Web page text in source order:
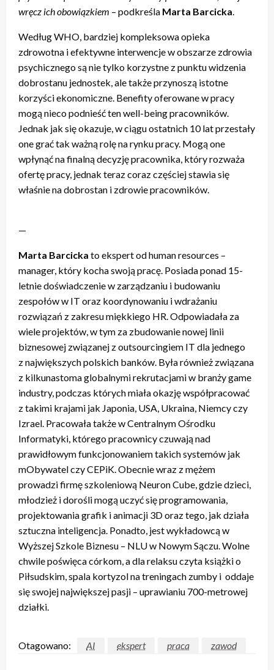
wręcz ich obowiązkiem – podkreśla Marta Barcicka.
Według WHO, bardziej kompleksowa opieka
zdrowotna i efektywne interwencje w obszarze zdrowia
psychicznego są nie tylko korzystne z punktu widzenia
dobrostanu jednostek, ale także przynoszą istotne
korzyści ekonomiczne. Benefity oferowane w pracy
mogą nieco podnieść ten well-being pracowników.
Jednak jak się okazuje, w ciągu ostatnich 10 lat przestały
one grać tak ważną rolę na rynku pracy. Mogą one
wpłynąć na finalną decyzję pracownika, który rozważa
ofertę pracy, jednak teraz coraz częściej stawia się
właśnie na dobrostan i zdrowie pracowników.
—
Marta Barcicka to ekspert od human resources –
manager, który kocha swoją pracę. Posiada ponad 15-
letnie doświadczenie w zarządzaniu i budowaniu
zespołów w IT oraz koordynowaniu i wdrażaniu
rozwiązań z zakresu miękkiego HR. Odpowiadała za
wiele projektów, w tym za zbudowanie nowej linii
biznesowej związanej z outsourcingiem IT dla jednego
z największych polskich banków. Była również związana
z kilkunastoma globalnymi rekrutacjami w branży game
industry, podczas których miała okazję współpracować
z takimi krajami jak Japonia, USA, Ukraina, Niemcy czy
Izrael. Pracowała także w Centralnym Ośrodku
Informatyki, którego pracownicy czuwają nad
prawidłowym funkcjonowaniem takich systemów jak
mObywatel czy CEPiK. Obecnie wraz z mężem
prowadzi firmę szkoleniową Neuron Cube, gdzie dzieci,
młodzież i dorośli mogą uczyć się programowania,
projektowania grafik i animacji 3D oraz tego, jak działa
sztuczna inteligencja. Ponadto, jest wykładowcą w
Wyższej Szkole Biznesu – NLU w Nowym Sączu. Wolne
chwile poświęca córkom, a dla relaksu czyta książki o
Piłsudskim, spala kortyzol na treningach zumby i oddaje
się swojej największej pasji – uprawianiu 700-metrowej
działki.
Otagowano: AI ekspert praca zawod